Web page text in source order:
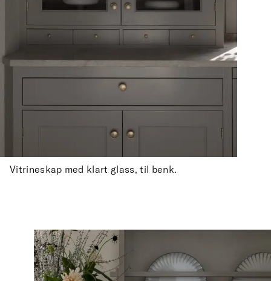
Vitrineskap med klart glass, til benk.